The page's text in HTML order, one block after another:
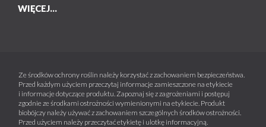
WIĘCEJ...
Ze środków ochrony roślin należy korzystać z zachowaniem bezpieczeństwa.
Przed każdym użyciem przeczytaj informacje zamieszczone na etykiecie
i informacje dotyczące produktu. Zapoznaj się z zagrożeniami i postępuj
zgodnie ze środkami ostrożności wymienionymi na etykiecie. Produkt
biobójczy należy używać z zachowaniem szczególnych środków ostrożności.
Przed użyciem należy przeczytać etykietę i ulotkę informacyjną.